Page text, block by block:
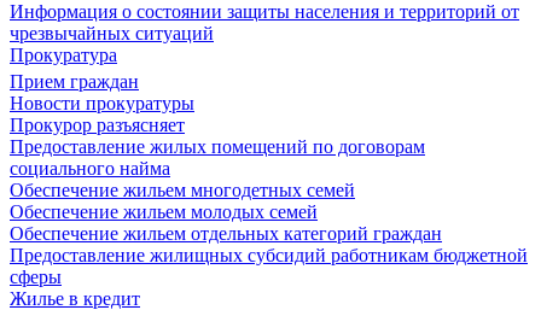
Информация о состоянии защиты населения и территорий от
чрезвычайных ситуаций
Прокуратура
Прием граждан
Новости прокуратуры
Прокурор разъясняет
Предоставление жилых помещений по договорам
социального найма
Обеспечение жильем многодетных семей
Обеспечение жильем молодых семей
Обеспечение жильем отдельных категорий граждан
Предоставление жилищных субсидий работникам бюджетной
сферы
Жилье в кредит